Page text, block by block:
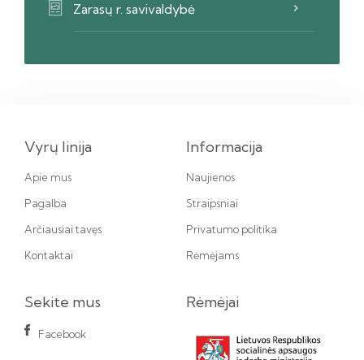
Zarasų r. savivaldybė
Vyrų linija
Apie mus
Pagalba
Arčiausiai tavęs
Kontaktai
Informacija
Naujienos
Straipsniai
Privatumo politika
Rėmėjams
Sekite mus
Facebook
Rėmėjai